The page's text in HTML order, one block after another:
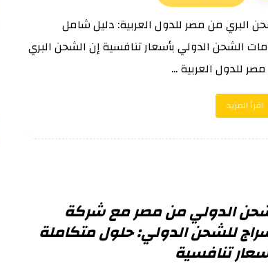
البري من مصر للدول العربية: دليل شامل
الشحن الدولي بأسعار تنافسية إن الشحن البري
للدول العربية ...
اقرأ المزيد
الدولي من مصر مع شركة
للشحن الدولي: حلول متكاملة
تنافسية